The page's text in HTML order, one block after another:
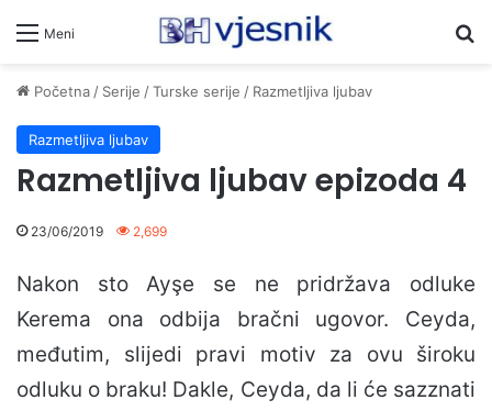
Meni
Početna/ Serije /Turske serije / Razmetljiva ljubav
Razmetljiva ljubav
Razmetljiva ljubav epizoda 4
23/06/2019 2,699
Nakon sto Ayşe se ne pridržava odluke
Kerema ona odbija bračni ugovor. Ceyda,
međutim, slijedi pravi motiv za ovu široku
odluku o braku! Dakle, Ceyda, da li će sazznati